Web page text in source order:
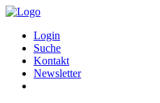
Login
Suche
Kontakt
Newsletter